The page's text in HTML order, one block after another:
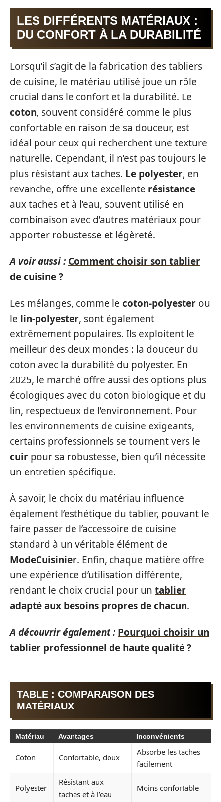
LES DIFFÉRENTS MATÉRIAUX :
DU CONFORT À LA DURABILITÉ
Lorsqu’il s’agit de la fabrication des tabliers
de cuisine, le matériau utilisé joue un rôle
crucial dans le confort et la durabilité. Le
coton, souvent considéré comme le plus
confortable en raison de sa douceur, est
idéal pour ceux qui recherchent une texture
naturelle. Cependant, il n’est pas toujours le
plus résistant aux taches. Le polyester, en
revanche, offre une excellente résistance
aux taches et à l’eau, souvent utilisé en
combinaison avec d’autres matériaux pour
apporter robustesse et légèreté.
A voir aussi : Comment choisir son tablier
de cuisine ?
Les mélanges, comme le coton-polyester ou
le lin-polyester, sont également
extrêmement populaires. Ils exploitent le
meilleur des deux mondes : la douceur du
coton avec la durabilité du polyester. En
2025, le marché offre aussi des options plus
écologiques avec du coton biologique et du
lin, respectueux de l’environnement. Pour
les environnements de cuisine exigeants,
certains professionnels se tournent vers le
cuir pour sa robustesse, bien qu’il nécessite
un entretien spécifique.
À savoir, le choix du matériau influence
également l’esthétique du tablier, pouvant le
faire passer de l’accessoire de cuisine
standard à un véritable élément de
ModeCuisinier. Enfin, chaque matière offre
une expérience d’utilisation différente,
rendant le choix crucial pour un tablier
adapté aux besoins propres de chacun.
A découvrir également : Pourquoi choisir un
tablier professionnel de haute qualité ?
TABLE : COMPARAISON DES
MATÉRIAUX
Matériau Avantages Inconvénients
Coton Confortable, doux
Absorbe les taches
facilement
Polyester
Résistant aux
taches et à l’eau
Moins confortable